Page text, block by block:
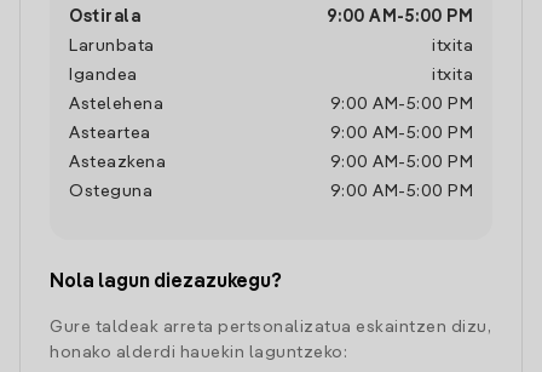
Ostirala 9:00 AM -5:00 PM
Larunbata
itxita
Igandea
itxita
Astelehena
9:00 AM -5:00 PM
Asteartea
9:00 AM -5:00 PM
Asteazkena
9:00 AM -5:00 PM
Osteguna
9:00 AM -5:00 PM
Nola lagun diezazukegu?
Gure taldeak arreta pertsonalizatua eskaintzen dizu,
honako alderdi hauekin laguntzeko: